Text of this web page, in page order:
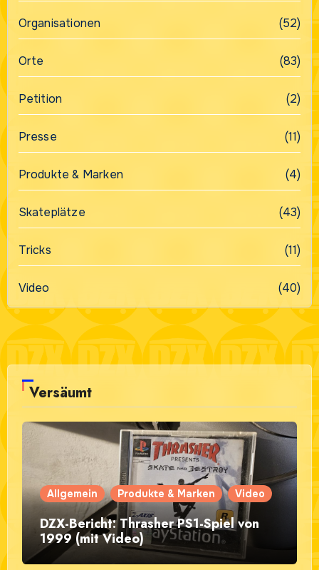
Organisationen (52)
Orte (83)
Petition (2)
Presse (11)
Produkte & Marken (4)
Skateplätze (43)
Tricks (11)
Video (40)
Versäumt
Allgemein Produkte & Marken Video
DZX-Bericht: Thrasher PS1-Spiel von
1999 (mit Video)